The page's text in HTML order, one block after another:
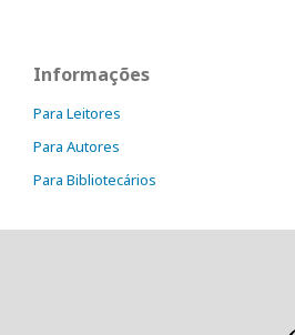
Informações
Para Leitores
Para Autores
Para Bibliotecários